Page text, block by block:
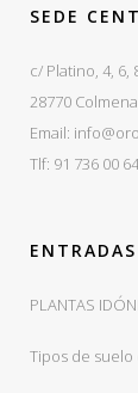
SEDE
c/ Platino, 4, 6,
28770
Email:
Tlf: 91 736 00
PLANTAS
Tipos de suelo